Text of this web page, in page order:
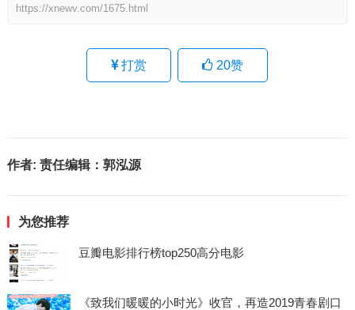
https://xnewv.com/1675.html
打赏 20赞
作者: 责任编辑：郭泓源
为您推荐
豆瓣电影排行榜top250高分电影
《致我们暖暖的小时光》收官，再造2019青春剧口